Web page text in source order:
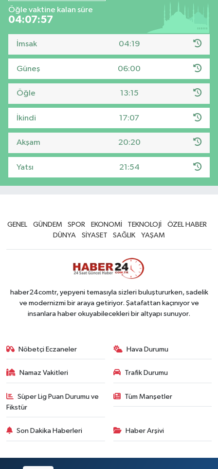
Öğle vaktine kalan süre
04:07:56
İmsak 04:19
Güneş 06:00
Öğle 13:15
İkindi 17:07
Akşam 20:20
Yatsı 21:54
GENEL GÜNDEM SPOR EKONOMİ TEKNOLOJİ
ÖZEL HABER
DÜNYA
SİYASET SAĞLIK YAŞAM
haber24comtr, yepyeni temasıyla sizleri buluştururken, sadelik
ve modernizmi bir araya getiriyor. Şatafattan kaçınıyor ve
insanlara haber okuyabilecekleri bir altyapı sunuyor.
Nöbetçi Eczaneler Hava Durumu
Namaz Vakitleri Trafik Durumu
Süper Lig Puan Durumu ve
Fikstür
Tüm Manşetler
Son Dakika Haberleri Haber Arşivi